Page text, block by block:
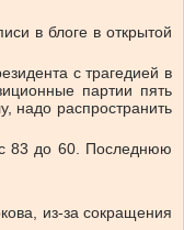
в блоге в открытой
с трагедией в
партии пять
надо распространить
с 83 до 60. Последнюю
из-за сокращения